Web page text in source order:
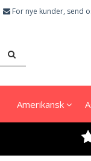
For nye kunder, send
Amerikansk